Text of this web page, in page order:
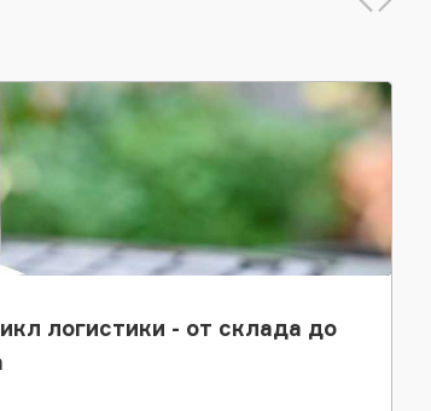
логистики - от склада до